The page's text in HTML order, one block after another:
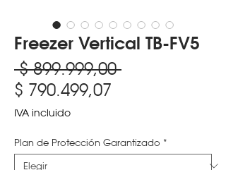
Freezer Vertical TB-FV5
$ 899.999,00 Precio
$ 790.499,07
IVA incluido
Plan de Protección Garantizado *